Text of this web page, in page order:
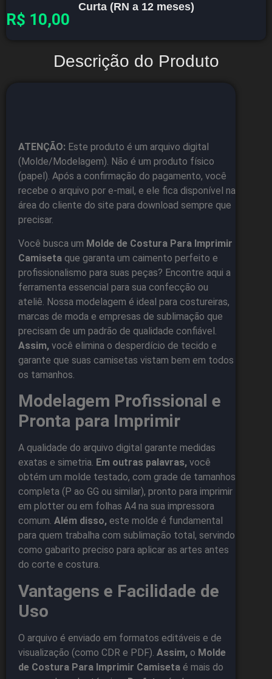
Curta (RN a 12 meses)
R$ 10,00
Descrição do Produto
ATENÇÃO: Este produto é um arquivo digital
(Molde/Modelagem). Não é um produto físico
(papel). Após a confirmação do pagamento, você
recebe o arquivo por e-mail, e ele fica disponível na
área do cliente do site para download sempre que
precisar.
Você busca um Molde de Costura Para Imprimir
Camiseta que garanta um caimento perfeito e
profissionalismo para suas peças? Encontre aqui a
ferramenta essencial para sua confecção ou
ateliê. Nossa modelagem é ideal para costureiras,
marcas de moda e empresas de sublimação que
precisam de um padrão de qualidade confiável.
Assim, você elimina o desperdício de tecido e
garante que suas camisetas vistam bem em todos
os tamanhos.
Modelagem Profissional e
Pronta para Imprimir
A qualidade do arquivo digital garante medidas
exatas e simetria. Em outras palavras, você
obtém um molde testado, com grade de tamanhos
completa (P ao GG ou similar), pronto para imprimir
em plotter ou em folhas A4 na sua impressora
comum. Além disso, este molde é fundamental
para quem trabalha com sublimação total, servindo
como gabarito preciso para aplicar as artes antes
do corte e costura.
Vantagens e Facilidade de
Uso
O arquivo é enviado em formatos editáveis e de
visualização (como CDR e PDF). Assim, o Molde
de Costura Para Imprimir Camiseta é mais do